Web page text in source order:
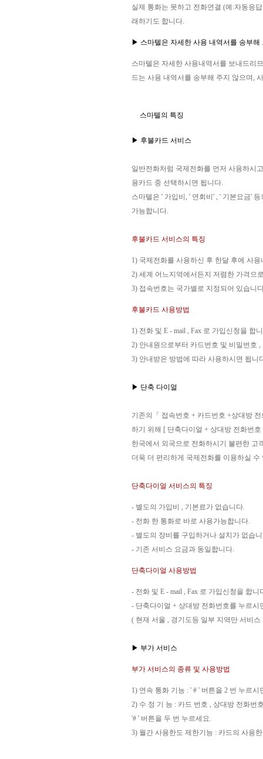
실제 통화는 못하고 전화연결 (예:자동응
래하기도 합니다.
▶ 스마텔은 자세한 사용 내역서를 송부
스마텔은 자세한 사용내역서를 보내드리
드는 사용 내역서를 송부해 주지 않으며,
스마텔의 특징
▶ 후불카드 서비스
일반전화처럼 국제전화를 먼저 사용하시
용카드 중 선택하시면 됩니다.
스마텔은 ' 가입비, ' 연회비' , ' 기본요금'
가능합니다.
후불카드 서비스의 특징
1) 국제전화를 사용하신 후 한달 후에 사
2) 세계 어느지역에서든지 저렴한 가격으
3) 접속번호는 국가별로 지정되어 있습니
후불카드 사용방법
1) 전화 및 E - mail , Fax 로 가입신청을 합
2) 안내원으로부터 카드번호 및 비밀번호
3) 안내받은 방법에 따라 사용하시면 됩니
▶ 단축 다이얼
기존의「 접속번호 + 카드번호 +상대방
하기 위해 [ 단축다이얼 + 상대방 전화번
한국에서 외국으로 전화하시기 불편한 고
더욱 더 편리하게 국제전화를 이용하실 수
단축다이얼 서비스의 특징
- 별도의 가입비 , 기본료가 없습니다.
- 전화 한 통화로 바로 사용가능합니다.
- 별도의 장비를 구입하거나 설치가 없습
- 기존 서비스 요금과 동일합니다.
단축다이얼 사용방법
- 전화 및 E - mail , Fax 로 가입신청을 합니
- 단축다이얼 + 상대방 전화번호를 누르시
( 현재 서울 , 경기도등 일부 지역만 서비스
▶ 부가 서비스
부가 서비스의 종류 및 사용방법
1) 연속 통화 기능 : ' # ' 버튼을 2 번 누르
2) 수 정 기 능 : 카드 번호 , 상대방 전화번
'# ' 버튼을 두 번 누르세요.
3) 월간 사용한도 제한기능 : 카드의 사용